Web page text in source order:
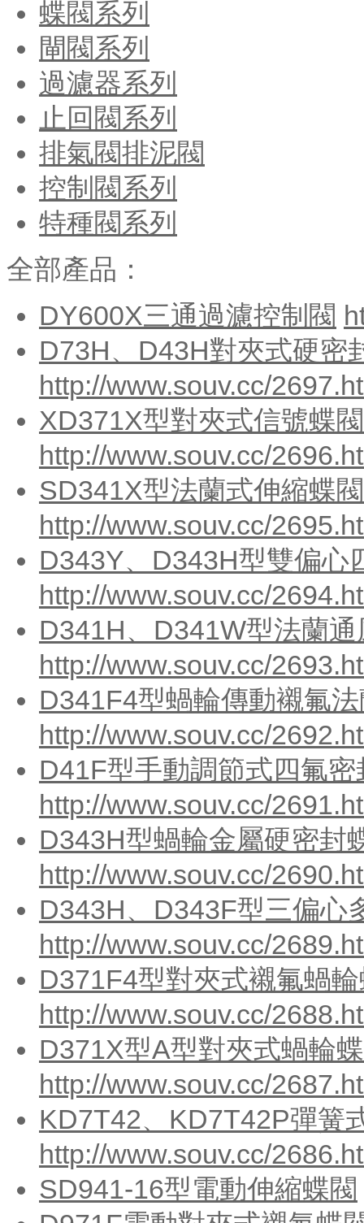
蝶閥系列
閘閥系列
過濾器系列
止回閥系列
排氣閥排泥閥
控制閥系列
特種閥系列
全部產品：
DY600X三通過濾控制閥
D73H、D43H對夾式硬密
http://www.souv.cc/
XD371X型對夾式信號蝶
http://www.souv.cc/
SD341X型法蘭式伸縮蝶
http://www.souv.cc/
D343Y、D343H型雙偏心
http://www.souv.cc/
D341H、D341W型法蘭
http://www.souv.cc/
D341F4型蝸輪傳動襯氟
http://www.souv.cc/
D41F型手動調節式四氟
http://www.souv.cc/
D343H型蝸輪金屬硬密封
http://www.souv.cc/
D343H、D343F型三偏心
http://www.souv.cc/
D371F4型對夾式襯氟蝸
http://www.souv.cc/
D371X型A型對夾式蝸輪
http://www.souv.cc/
KD7T42、KD7T42P彈簧
http://www.souv.cc/
SD941-16型電動伸縮蝶閥